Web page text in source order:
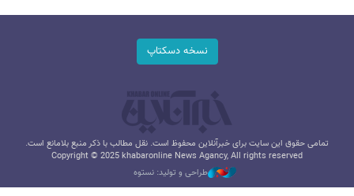
نسخه دسکتاپ
تمامی حقوق این سایت برای خبرآنلاین محفوظ است. نقل مطالب با ذکر منبع بلامانع است.
Copyright © 2025 khabaronline News Agancy, All rights reserved
طراحی و تولید: نستوه